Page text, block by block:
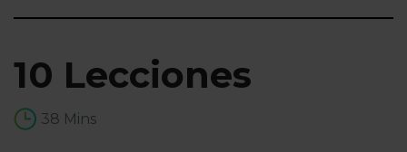
10 Lecciones
38 Mins